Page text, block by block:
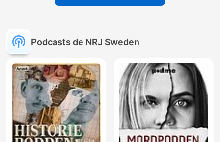
Podcasts de NRJ Sweden